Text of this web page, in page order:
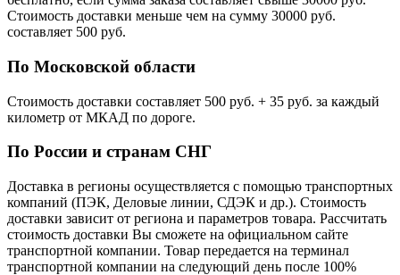
Стоимость доставки меньше чем на сумму 30000 руб.
cоставляет 500 руб.
По Московской области
Стоимость доставки cоставляет 500 руб. + 35 руб. за каждый
километр от МКАД по дороге.
По России и странам СНГ
Доставка в регионы осуществляется с помощью транспортных
компаний (ПЭК, Деловые линии, СДЭК и др.). Стоимость
доставки зависит от региона и параметров товара. Рассчитать
стоимость доставки Вы сможете на официальном сайте
транспортной компании. Товар передается на терминал
транспортной компании на следующий день после 100%